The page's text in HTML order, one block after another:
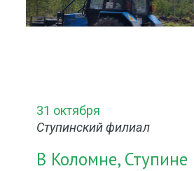
31 октября
Ступинский филиал
В Коломне,